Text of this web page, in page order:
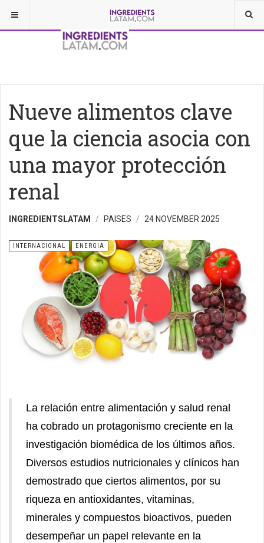
Nueve alimentos clave
que la ciencia asocia con
una mayor protección
renal
INGREDIENTSLATAM PAISES 24 NOVEMBER 2025
INTERNACIONAL ENERGIA
La relación entre alimentación y salud renal
ha cobrado un protagonismo creciente en la
investigación biomédica de los últimos años.
Diversos estudios nutricionales y clínicos han
demostrado que ciertos alimentos, por su
riqueza en antioxidantes, vitaminas,
minerales y compuestos bioactivos, pueden
desempeñar un papel relevante en la